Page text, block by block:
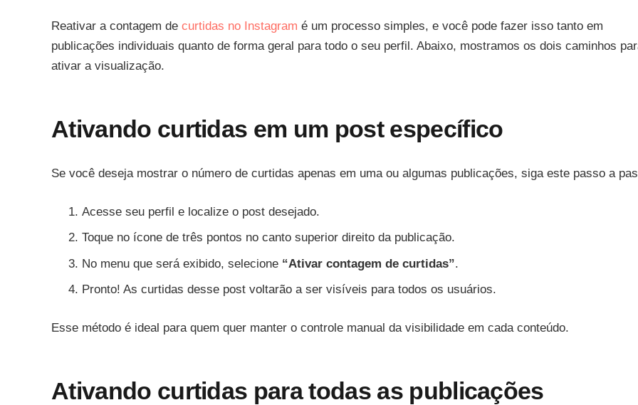
Reativar a contagem de curtidas no Instagram é um processo simples, e você pode fazer isso tanto em
publicações individuais quanto de forma geral para todo o seu perfil. Abaixo, mostramos os dois caminhos
ativar a visualização.
Ativando curtidas em um post específico
Se você deseja mostrar o número de curtidas apenas em uma ou algumas publicações, siga este passo a
Acesse seu perfil e localize o post desejado.
Toque no ícone de três pontos no canto superior direito da publicação.
No menu que será exibido, selecione “Ativar contagem de curtidas”.
Pronto! As curtidas desse post voltarão a ser visíveis para todos os usuários.
Esse método é ideal para quem quer manter o controle manual da visibilidade em cada conteúdo.
Ativando curtidas para todas as publicações